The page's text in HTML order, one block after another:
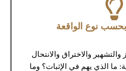
نوع الواقعة
والتشهير والاختراق والانتحال
ما الذي يهم في الإثبات؟ وما